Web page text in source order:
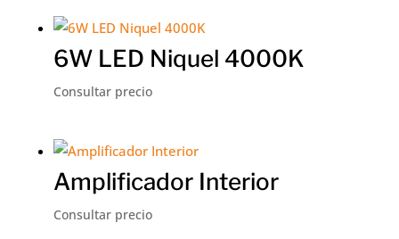
6W LED Niquel 4000K
Consultar precio
Amplificador Interior
Consultar precio